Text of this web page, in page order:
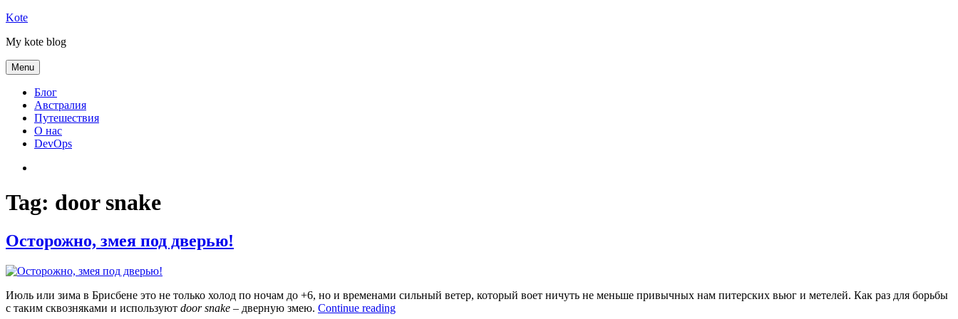
Skip
content
Kote
My kote blog
Menu
Блог
Австралия
Путешествия
О нас
DevOps
Tag: door snake
Осторожно, змея под дверью!
Июль или зима в Брисбене это не только холод по ночам до +6, но и временами сильный ветер, который воет ничуть не меньше привычных нам питерских вьюг и метелей. Как раз для борьбы
с таким сквозняками и используют door snake – дверную змею. Continue reading“Осторожно,